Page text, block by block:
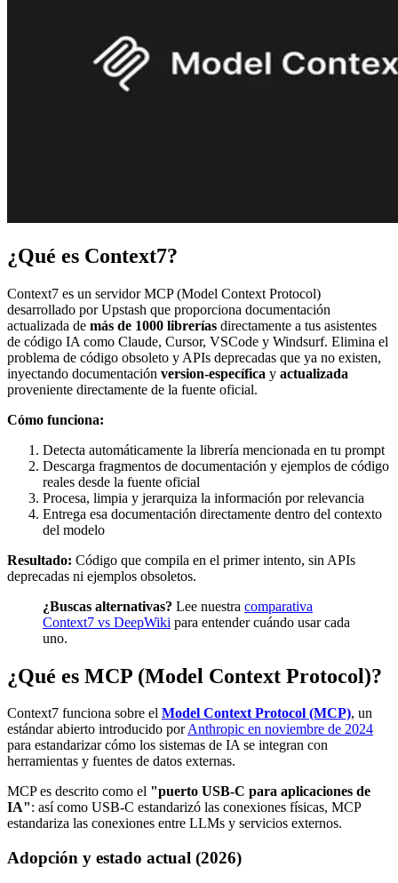
¿Qué es Context7?
Context7 es un servidor MCP (Model Context Protocol)
desarrollado por Upstash que proporciona documentación
actualizada de más de 1000 librerías directamente a tus asistentes
de código IA como Claude, Cursor, VSCode y Windsurf. Elimina el
problema de código obsoleto y APIs deprecadas que ya no existen,
inyectando documentación version-específica y actualizada
proveniente directamente de la fuente oficial.
Cómo funciona:
Detecta automáticamente la librería mencionada en tu prompt
Descarga fragmentos de documentación y ejemplos de código
reales desde la fuente oficial
Procesa, limpia y jerarquiza la información por relevancia
Entrega esa documentación directamente dentro del contexto
del modelo
Resultado: Código que compila en el primer intento, sin APIs
deprecadas ni ejemplos obsoletos.
¿Buscas alternativas? Lee nuestra comparativa
Context7 vs DeepWiki para entender cuándo usar cada
uno.
¿Qué es MCP (Model Context Protocol)?
Context7 funciona sobre el Model Context Protocol (MCP), un
estándar abierto introducido porAnthropic en noviembre de 2024
para estandarizar cómo los sistemas de IA se integran con
herramientas y fuentes de datos externas.
MCP es descrito como el "puerto USB-C para aplicaciones de
IA": así como USB-C estandarizó las conexiones físicas, MCP
estandariza las conexiones entre LLMs y servicios externos.
Adopción y estado actual (2026)